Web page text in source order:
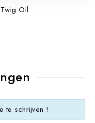
Oil.
te schrijven !